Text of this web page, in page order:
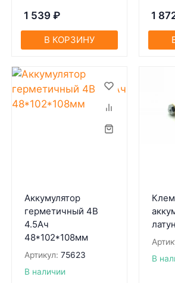
1 539 ₽
В КОРЗИНУ
1
Аккумулятор
герметичный 4В
4.5Ач
48*102*108мм
Артикул: 75623
В наличии
В